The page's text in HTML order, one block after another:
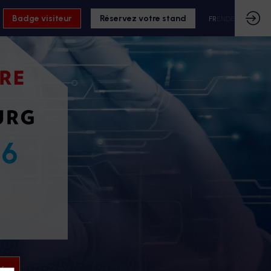
Badge visiteur Réservez votre stand FR